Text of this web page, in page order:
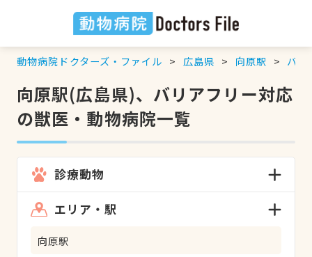
動物病院ドクターズ・ファイル 広島県 向原駅 バリ
向原駅(広島県)、バリアフリー対応
の獣医・動物病院一覧
診療動物
エリア・駅
向原駅